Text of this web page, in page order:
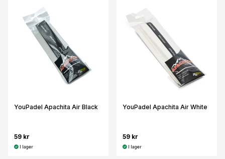
YouPadel Apachita Air Black
59 kr
I lager
YouPadel Apachita Air White
59 kr
I lager